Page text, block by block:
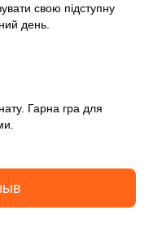
свою підступну
день.
Гарна гра для